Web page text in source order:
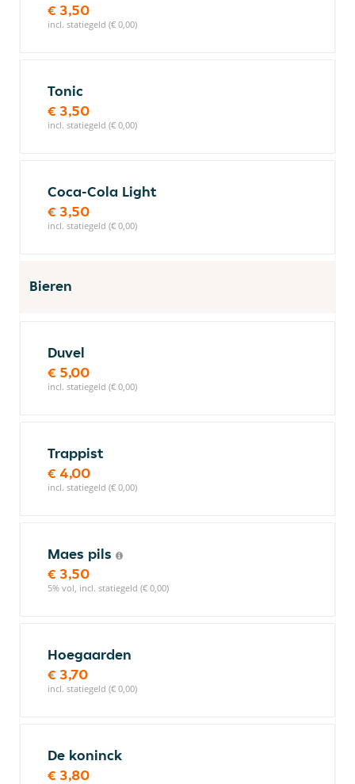
€ 3,50
incl. statiegeld (€ 0,00)
Tonic
€ 3,50
incl. statiegeld (€ 0,00)
Coca-Cola Light
€ 3,50
incl. statiegeld (€ 0,00)
Bieren
Duvel
€ 5,00
incl. statiegeld (€ 0,00)
Trappist
€ 4,00
incl. statiegeld (€ 0,00)
Maes pils
€ 3,50
5% vol, incl. statiegeld (€ 0,00)
Hoegaarden
€ 3,70
incl. statiegeld (€ 0,00)
De koninck
€ 3,80